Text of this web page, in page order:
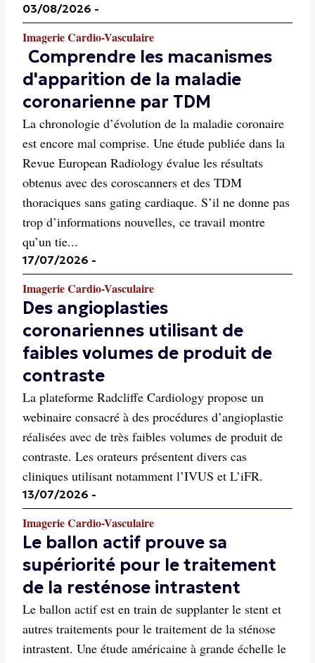
03/08/2026 -
Imagerie Cardio-Vasculaire
Comprendre les macanismes
d'apparition de la maladie
coronarienne par TDM
La chronologie d’évolution de la maladie coronaire
est encore mal comprise. Une étude publiée dans la
Revue European Radiology évalue les résultats
obtenus avec des coroscanners et des TDM
thoraciques sans gating cardiaque. S’il ne donne pas
trop d’informations nouvelles, ce travail montre
qu’un tie...
17/07/2026 -
Imagerie Cardio-Vasculaire
Des angioplasties
coronariennes utilisant de
faibles volumes de produit de
contraste
La plateforme Radcliffe Cardiology propose un
webinaire consacré à des procédures d’angioplastie
réalisées avec de très faibles volumes de produit de
contraste. Les orateurs présentent divers cas
cliniques utilisant notamment l’IVUS et L’iFR.
13/07/2026 -
Imagerie Cardio-Vasculaire
Le ballon actif prouve sa
supériorité pour le traitement
de la resténose intrastent
Le ballon actif est en train de supplanter le stent et
autres traitements pour le traitement de la sténose
intrastent. Une étude américaine à grande échelle le